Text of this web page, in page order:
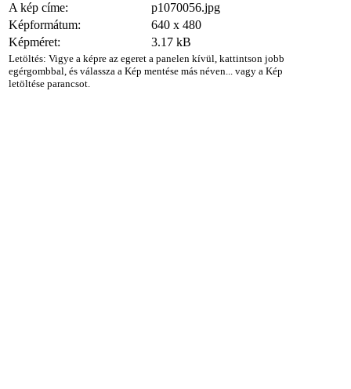
A kép címe:
p1070056.jpg
Képformátum:
640 x 480
Képméret:
3.17 kB
Letöltés: Vigye a képre az egeret a panelen kívül, kattintson jobb
egérgombbal, és válassza a Kép mentése más néven... vagy a Kép
letöltése parancsot.